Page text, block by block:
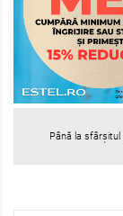
Până la sfârșitul